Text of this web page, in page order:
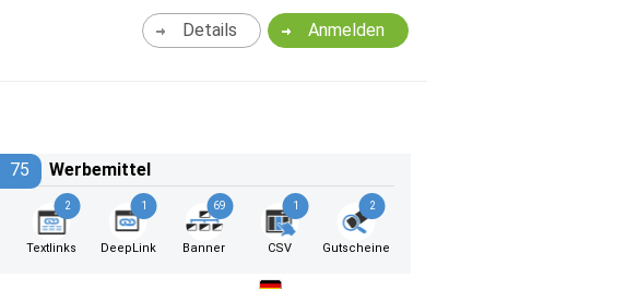
Anmelden
Details
75 Werbemittel
2
Textlinks
1
DeepLink
69
Banner
1
CSV
2
Gutscheine